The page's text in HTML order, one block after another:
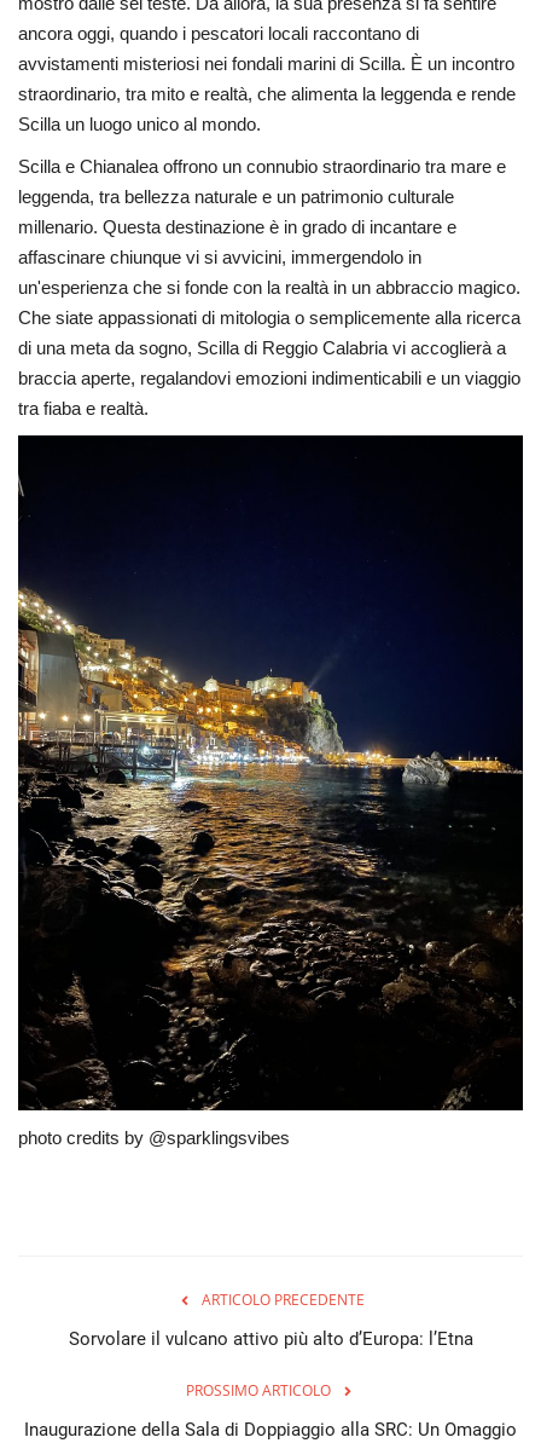
ancora oggi, quando i pescatori locali raccontano di
avvistamenti misteriosi nei fondali marini di Scilla. È un incontro
straordinario, tra mito e realtà, che alimenta la leggenda e rende
Scilla un luogo unico al mondo.
Scilla e Chianalea offrono un connubio straordinario tra mare e
leggenda, tra bellezza naturale e un patrimonio culturale
millenario. Questa destinazione è in grado di incantare e
affascinare chiunque vi si avvicini, immergendolo in
un'esperienza che si fonde con la realtà in un abbraccio magico.
Che siate appassionati di mitologia o semplicemente alla ricerca
di una meta da sogno, Scilla di Reggio Calabria vi accoglierà a
braccia aperte, regalandovi emozioni indimenticabili e un viaggio
tra fiaba e realtà.
photo credits by @sparklingsvibes
ARTICOLO PRECEDENTE
Sorvolare il vulcano attivo più alto d’Europa: l’Etna
PROSSIMO ARTICOLO
Inaugurazione della Sala di Doppiaggio alla SRC: Un Omaggio